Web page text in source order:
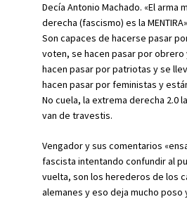
Decía Antonio Machado. «El arma
derecha (fascismo) es la MENTIRA»
Son capaces de hacerse pasar
voten, se hacen pasar por
hacen pasar por patriotas y se
hacen pasar por feministas y
No cuela, la extrema derecha 2.0
van de travestis.
Vengador y sus comentarios
fascista intentando confundir al
vuelta, son los herederos de los
alemanes y eso deja mucho poso